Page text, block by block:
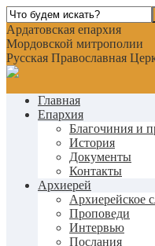
Ардатовская епархия
Мордовской митрополии
Русская Православная
Главная
Епархия
Благочиния и
История
Документы
Контакты
Архиерей
Архиерейское
Проповеди
Интервью
Послания